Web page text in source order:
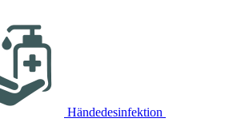
Händedesinfektion